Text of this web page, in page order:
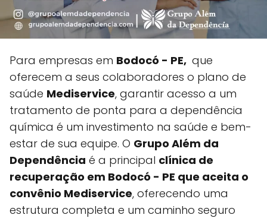
Para empresas em Bodocó - PE, que
oferecem a seus colaboradores o plano de
saúde Mediservice, garantir acesso a um
tratamento de ponta para a dependência
química é um investimento na saúde e bem-
estar de sua equipe. O Grupo Além da
Dependência é a principal clínica de
recuperação em Bodocó - PE que aceita o
convênio Mediservice, oferecendo uma
estrutura completa e um caminho seguro